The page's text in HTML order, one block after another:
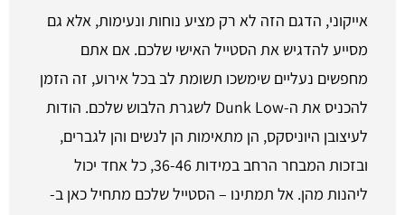
אייקוני, הדגם הזה לא רק מציע נוחות ונעימות, אלא גם
מסייע להדגיש את הסטייל האישי שלכם. אם אתם
מחפשים נעליים שימשכו תשומת לב בכל אירוע, זה הזמן
להכניס את ה-Dunk Low לשגרת הלבוש שלכם. הודות
לעיצובן היוניסקס, הן מתאימות הן לנשים והן לגברים,
ובזכות המבחר הרחב במידות 36-46, כל אחד יכול
ליהנות מהן. אל תמתינו – הסטייל שלכם מתחיל כאן ב-